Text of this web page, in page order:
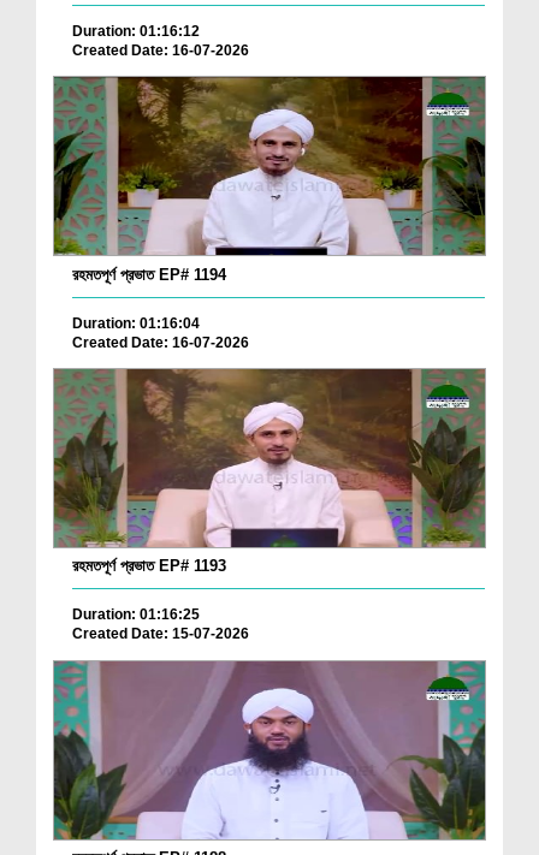
Duration: 01:16:12
Created Date: 16-07-2026
রহমতপূর্ণ প্রভাত EP# 1194
Duration: 01:16:04
Created Date: 16-07-2026
রহমতপূর্ণ প্রভাত EP# 1193
Duration: 01:16:25
Created Date: 15-07-2026